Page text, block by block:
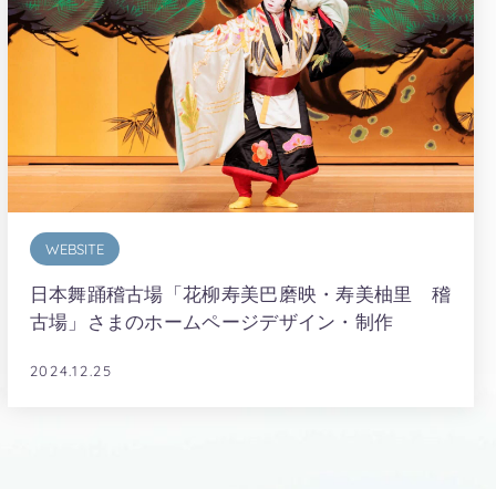
WEBSITE
日本舞踊稽古場「花柳寿美巴磨映・寿美柚里 稽
古場」さまのホームページデザイン・制作
2024.12.25